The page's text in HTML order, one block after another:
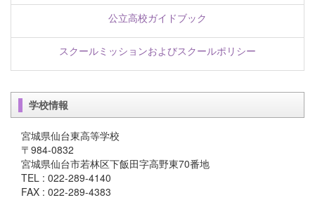
公立高校ガイドブック
スクールミッションおよびスクールポリシー
学校情報
宮城県仙台東高等学校
〒984-0832
宮城県仙台市若林区下飯田字高野東70番地
TEL : 022-289-4140
FAX : 022-289-4383